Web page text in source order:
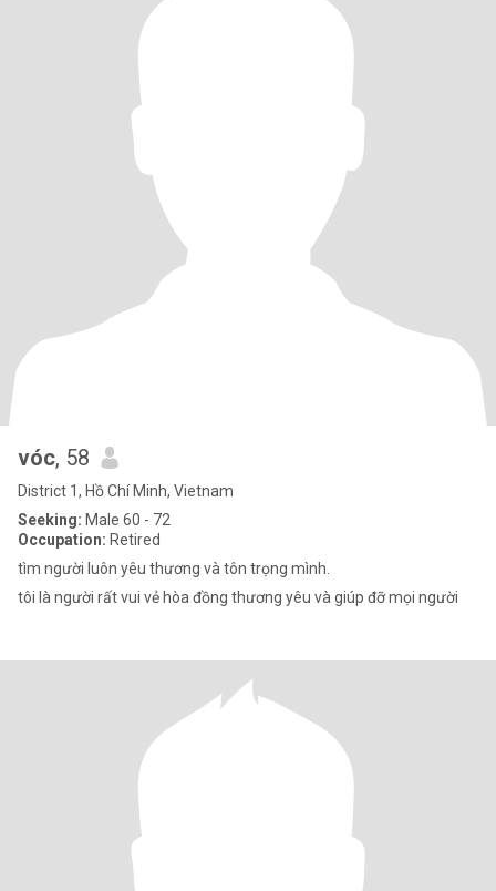
vóc, 58
District 1, Hồ Chí Minh, Vietnam
Seeking: Male 60 - 72
Occupation: Retired
tìm người luôn yêu thương và tôn trọng mình.
tôi là người rất vui vẻ hòa đồng thương yêu và giúp đỡ mọi người